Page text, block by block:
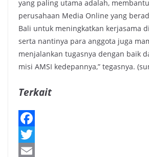
yang paling utama adalah,
perusahaan Media Online yang
Bali untuk meningkatkan kerjasama
serta nantinya para anggota juga
menjalankan tugasnya dengan baik
misi AMSI kedepannya,” tegasnya.
Terkait
F
aT